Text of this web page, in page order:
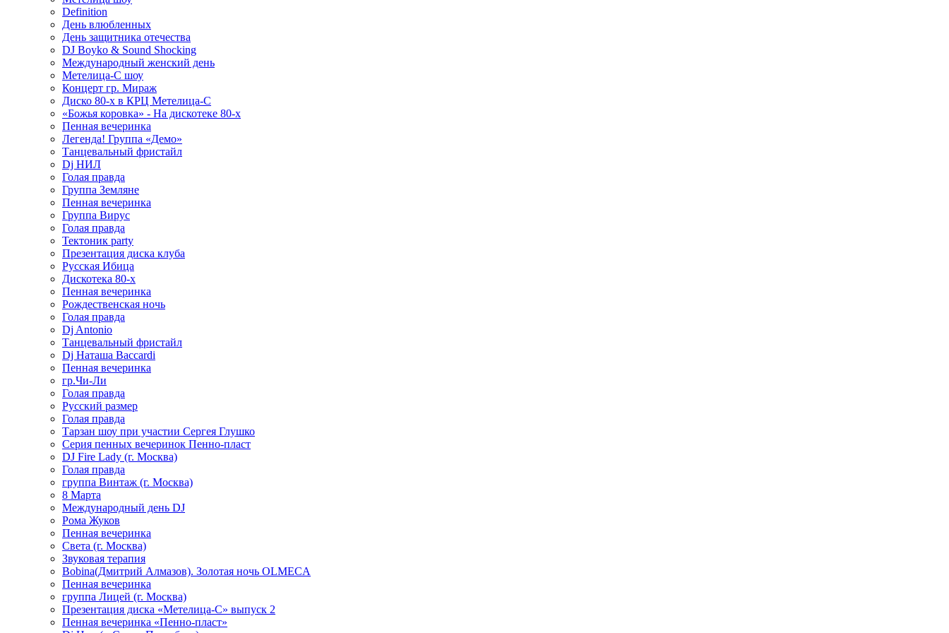
Definition
День влюбленных
День защитника отечества
DJ Boyko & Sound Shocking
Международный женский день
Метелица-С шоу
Концерт гр. Мираж
Диско 80-х в КРЦ Метелица-С
«Божья коровка» - На дискотеке 80-х
Пенная вечеринка
Легенда! Группа «Демо»
Танцевальный фристайл
Dj НИЛ
Голая правда
Группа Земляне
Пенная вечеринка
Группа Вирус
Голая правда
Тектоник party
Презентация диска клуба
Русская Ибица
Дискотека 80-х
Пенная вечеринка
Рождественская ночь
Голая правда
Dj Antonio
Танцевальный фристайл
Dj Наташа Baccardi
Пенная вечеринка
гр.Чи-Ли
Голая правда
Русский размер
Голая правда
Тарзан шоу при участии Сергея Глушко
Серия пенных вечеринок Пенно-пласт
DJ Fire Lady (г. Москва)
Голая правда
группа Винтаж (г. Москва)
8 Марта
Международный день DJ
Рома Жуков
Пенная вечеринка
Света (г. Москва)
Звуковая терапия
Bobina(Дмитрий Алмазов). Золотая ночь OLMECA
Пенная вечеринка
группа Лицей (г. Москва)
Презентация диска «Метелица-С» выпуск 2
Пенная вечеринка «Пенно-пласт»